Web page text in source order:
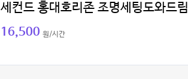
세컨드 홍대호리존 조명세팅도와드림
16,500 원/시간